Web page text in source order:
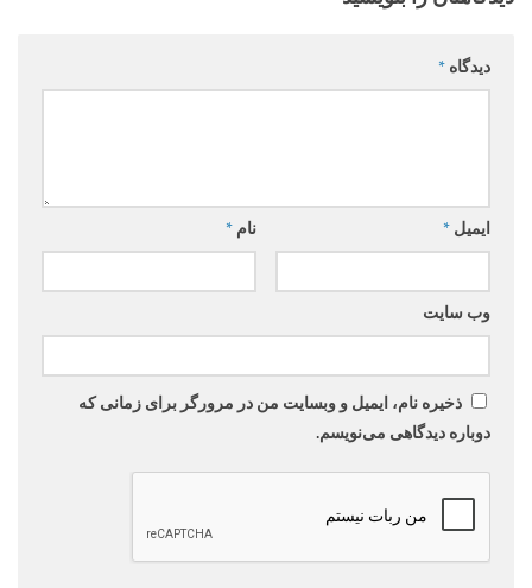
دیدگاه *
نام * ایمیل *
وب‌ سایت
ذخیره نام، ایمیل و وبسایت من در مرورگر برای زمانی که
دوباره دیدگاهی می‌نویسم.